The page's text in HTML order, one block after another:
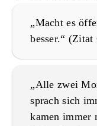
„Macht es
besser.“
„Alle zwei
sprach sich
kamen immer